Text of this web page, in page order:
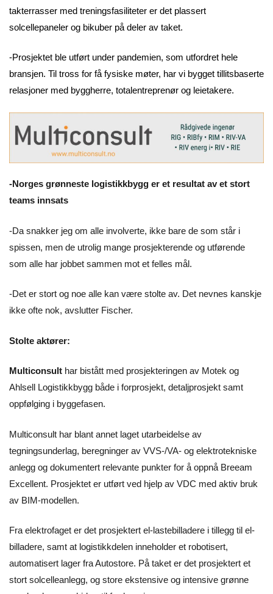
takterrasser med treningsfasiliteter er det plassert
solcellepaneler og bikuber på deler av taket.
-Prosjektet ble utført under pandemien, som utfordret hele
bransjen. Til tross for få fysiske møter, har vi bygget tillitsbaserte
relasjoner med byggherre, totalentreprenør og leietakere.
-Norges grønneste logistikkbygg er et resultat av et stort
teams innsats
-Da snakker jeg om alle involverte, ikke bare de som står i
spissen, men de utrolig mange prosjekterende og utførende
som alle har jobbet sammen mot et felles mål.
-Det er stort og noe alle kan være stolte av. Det nevnes kanskje
ikke ofte nok, avslutter Fischer.
Stolte aktører:
Multiconsult har bistått med prosjekteringen av Motek og
Ahlsell Logistikkbygg både i forprosjekt, detaljprosjekt samt
oppfølging i byggefasen.
Multiconsult har blant annet laget utarbeidelse av
tegningsunderlag, beregninger av VVS-/VA- og elektrotekniske
anlegg og dokumentert relevante punkter for å oppnå Breeam
Excellent. Prosjektet er utført ved hjelp av VDC med aktiv bruk
av BIM-modellen.
Fra elektrofaget er det prosjektert el-lastebilladere i tillegg til el-
billadere, samt at logistikkdelen inneholder et robotisert,
automatisert lager fra Autostore. På taket er det prosjektert et
stort solcelleanlegg, og store ekstensive og intensive grønne